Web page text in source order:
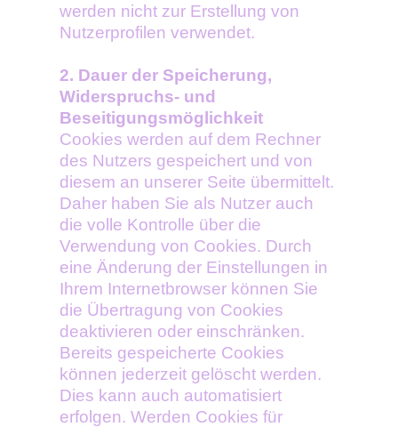
werden nicht zur Erstellung von
Nutzerprofilen verwendet.
2. Dauer der Speicherung,
Widerspruchs- und
Beseitigungsmöglichkeit
Cookies werden auf dem Rechner
des Nutzers gespeichert und von
diesem an unserer Seite übermittelt.
Daher haben Sie als Nutzer auch
die volle Kontrolle über die
Verwendung von Cookies. Durch
eine Änderung der Einstellungen in
Ihrem Internetbrowser können Sie
die Übertragung von Cookies
deaktivieren oder einschränken.
Bereits gespeicherte Cookies
können jederzeit gelöscht werden.
Dies kann auch automatisiert
erfolgen. Werden Cookies für